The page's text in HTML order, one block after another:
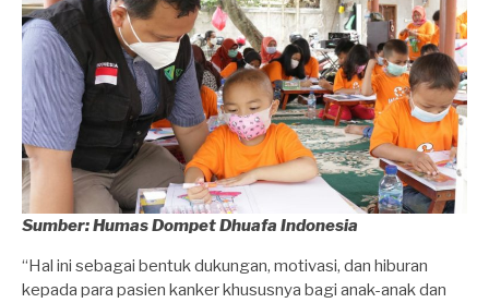
Sumber: Humas Dompet Dhuafa Indonesia
“Hal ini sebagai bentuk dukungan, motivasi, dan hiburan
kepada para pasien kanker khususnya bagi anak-anak dan